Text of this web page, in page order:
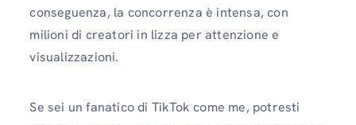
conseguenza, la concorrenza è intensa, con
milioni di creatori in lizza per attenzione e
visualizzazioni.
Se sei un fanatico di TikTok come me, potresti